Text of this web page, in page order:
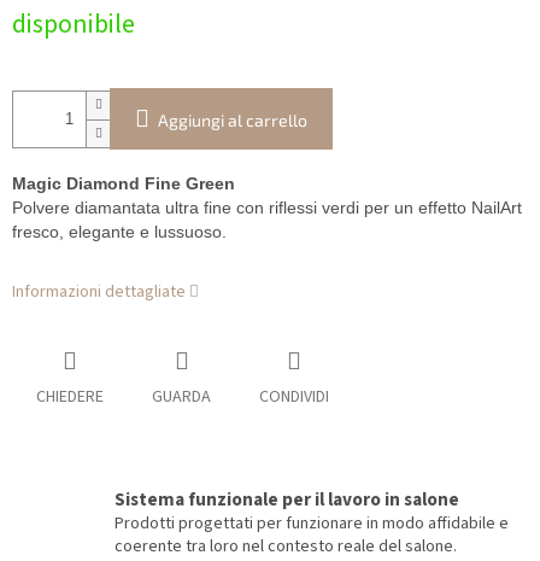
della
disponibile
Aggiungi al carrello
Magic Diamond Fine Green
Polvere diamantata ultra fine con riflessi verdi per un effetto NailArt
fresco, elegante e lussuoso.
Informazioni dettagliate
CHIEDERE GUARDA CONDIVIDI
Sistema funzionale per il lavoro in salone
Prodotti progettati per funzionare in modo affidabile e
coerente tra loro nel contesto reale del salone.